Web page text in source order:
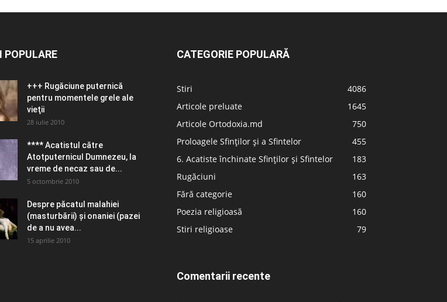
POPULARE
+++ Rugăciune puternică
pentru momentele grele ale
vieţii
28 iulie 2010
**** Acatistul către
Atotputernicul Dumnezeu, la
vreme de necaz sau de...
5 octombrie 2010
Despre păcatul malahiei
(masturbării) şi onaniei (pazei
de a nu avea...
15 aprilie 2010
CATEGORIE POPULARĂ
Stiri
4086
Articole preluate
1645
Articole Ortodoxia.md
750
Proloagele Sfinților și a Sfintelor
455
6. Acatiste închinate Sfinților și Sfintelor
183
Rugăciuni
163
Fără categorie
160
Poezia religioasă
160
Stiri religioase
79
Comentarii recente